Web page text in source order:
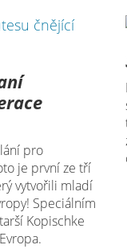
pro
je první ze tří
vytvořili mladí
Speciálním
Kopischke